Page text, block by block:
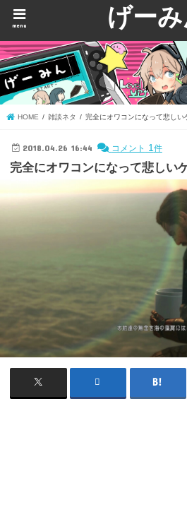
げー
menu
HOME 雑談ネタ 完全にオワコンになって悲しい
2018.04.26 16:44 コメント 1 件
完全にオワコンになって悲しい